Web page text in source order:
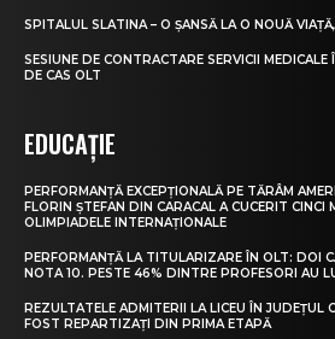
SPITALUL SLATINA – O ȘANSĂ LA O NOUĂ
SESIUNE DE CONTRACTARE SERVICII
DE CAS OLT
EDUCAȚIE
PERFORMANȚĂ EXCEPȚIONALĂ PE TĂRÂM
FLORIN ȘTEFAN DIN CARACAL A CUCERIT CINCI
OLIMPIADELE INTERNAȚIONALE
PERFORMANȚĂ LA TITULARIZARE ÎN OLT: DOI
NOTA 10. PESTE 46% DINTRE PROFESORI AU
REZULTATELE ADMITERII LA LICEU ÎN JUDEȚUL
FOST REPARTIZAȚI DIN PRIMA ETAPĂ